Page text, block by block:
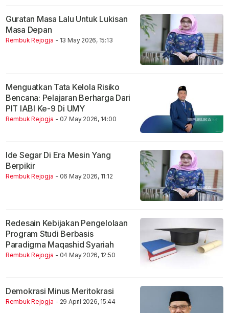
Guratan Masa Lalu Untuk Lukisan
Masa Depan
Rembuk Rejogja - 13 May 2026, 15:13
Menguatkan Tata Kelola Risiko
Bencana: Pelajaran Berharga Dari
PIT IABI Ke-9 Di UMY
Rembuk Rejogja - 07 May 2026, 14:00
Ide Segar Di Era Mesin Yang
Berpikir
Rembuk Rejogja - 06 May 2026, 11:12
Redesain Kebijakan Pengelolaan
Program Studi Berbasis
Paradigma Maqashid Syariah
Rembuk Rejogja - 04 May 2026, 12:50
Demokrasi Minus Meritokrasi
Rembuk Rejogja - 29 April 2026, 15:44